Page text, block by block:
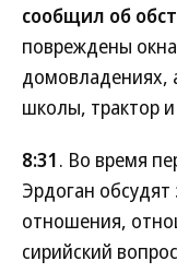
сообщил об
повреждены
домовладениях,
школы, трактор
8:31. Во время
Эрдоган
отношения,
сирийский